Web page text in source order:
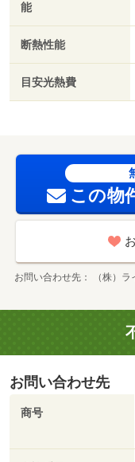
能
断熱性能
目安光熱費
この物
お問い合わせ先
（株）
お問い合わせ先
商号